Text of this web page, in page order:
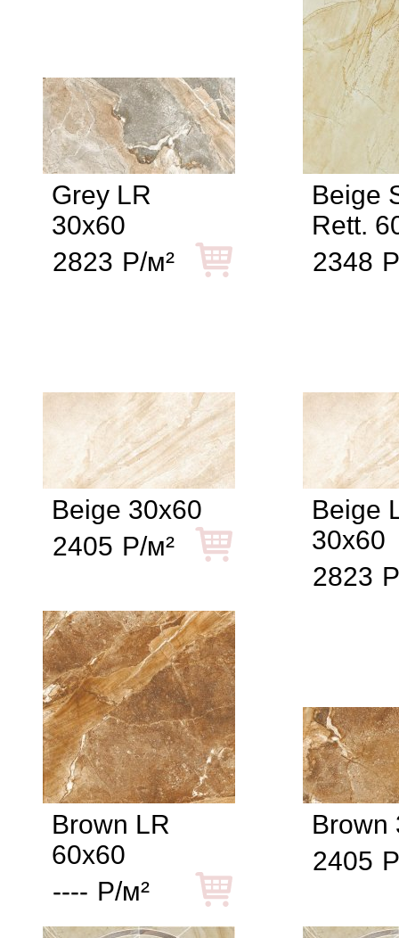
Grey LR
30x60
2823 Р/м²
Beige
Rett.
2348
Beige 30x60
2405 Р/м²
Beige
30x60
2823
Brown LR
60x60
---- Р/м²
Brown
2405